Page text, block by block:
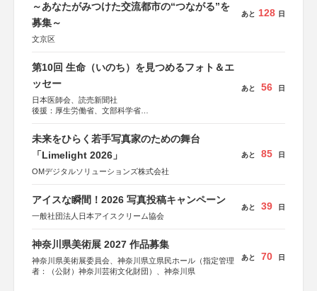
～あなたがみつけた交流都市の“つながる”を
募集～
文京区
あと 128 日
第10回 生命（いのち）を見つめるフォト＆エ
ッセー
日本医師会、読売新聞社
後援：厚生労働省、文部科学省
しん生命保険株式会社
あと 56 日
未来をひらく若手写真家のための舞台
「Limelight 2026」
OMデジタルソリューションズ株式会社
あと 85 日
アイスな瞬間！2026 写真投稿キャンペーン
一般社団法人日本アイスクリーム協会
あと 39 日
神奈川県美術展 2027 作品募集
神奈川県美術展委員会、神奈川県立県民ホール（指定管理
者：（公財）神奈川芸術文化財団）、神奈川県
あと 70 日